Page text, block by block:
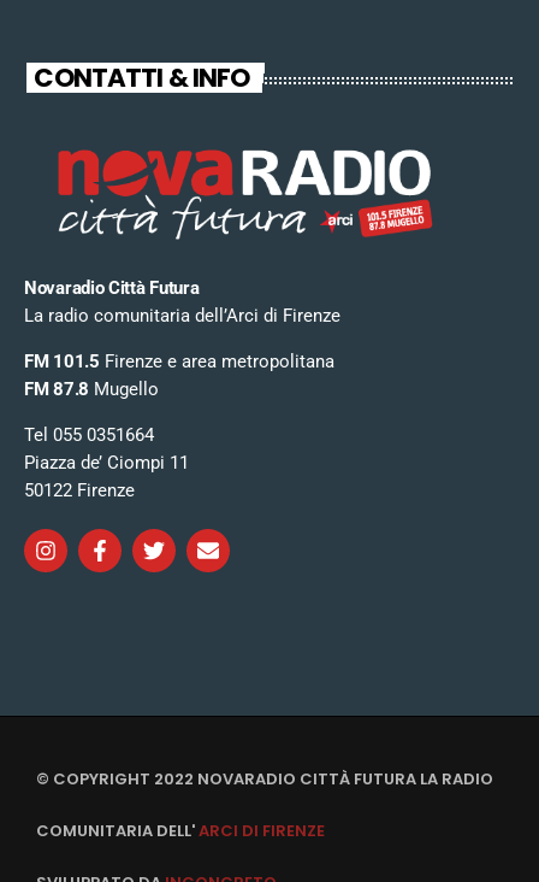
CONTATTI & INFO
Novaradio Città Futura
La radio comunitaria dell’Arci di Firenze
FM 101.5 Firenze e area metropolitana
FM 87.8 Mugello
Tel 055 0351664
Piazza de’ Ciompi 11
50122 Firenze
© COPYRIGHT 2022 NOVARADIO CITTÀ FUTURA LA RADIO
COMUNITARIA DELL'ARCI DI FIRENZE